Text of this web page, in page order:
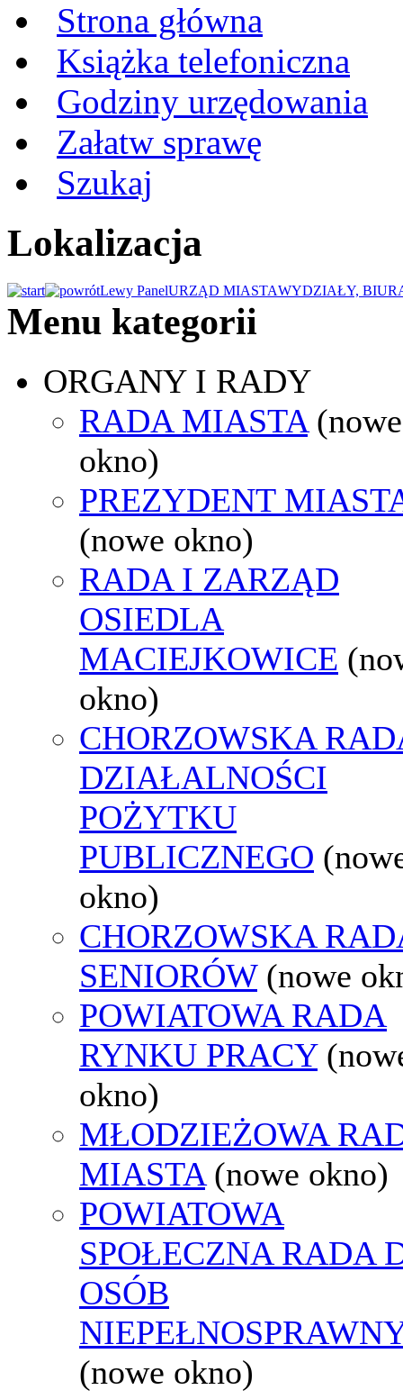
Strona główna
Książka telefoniczna
Godziny urzędowania
Załatw sprawę
Szukaj
Lokalizacja
Lewy PanelURZĄD MIASTAWYDZIAŁY,
Menu kategorii
ORGANY I RADY
RADA MIASTA (nowe
okno)
PREZYDENT
(nowe okno)
RADA I ZARZĄD
OSIEDLA
MACIEJKOWICE
okno)
CHORZOWSKA
DZIAŁALNOŚCI
POŻYTKU
PUBLICZNEGO
okno)
CHORZOWSKA
SENIORÓW (nowe
POWIATOWA RADA
RYNKU PRACY
okno)
MŁODZIEŻOWA
MIASTA (nowe okno)
POWIATOWA
SPOŁECZNA RADA
OSÓB
(nowe okno)